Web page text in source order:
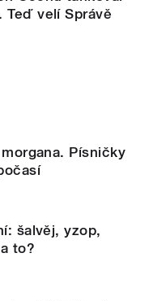
velí Správě
Písničky
šalvěj, yzop,
to?